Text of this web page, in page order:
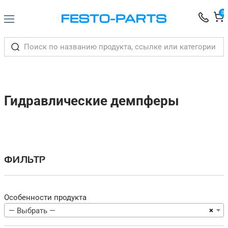
0
Гидравлические демпферы
ФИЛЬТР
Особенности продукта
×
— Выбрать —